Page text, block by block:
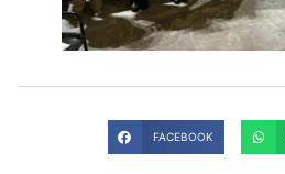
FACEBOOK